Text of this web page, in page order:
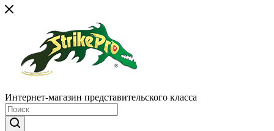
Интернет-магазин представительского класса